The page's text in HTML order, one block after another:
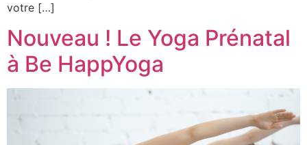
votre […]
Nouveau ! Le Yoga Prénatal
à Be HappYoga